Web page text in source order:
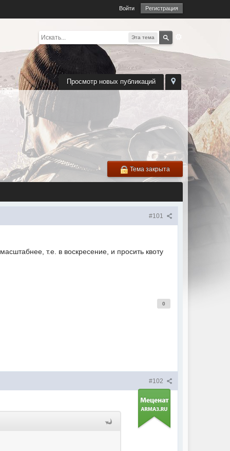
Войти Регистрация
Эта тема
Просмотр новых публикаций
Тема закрыта
#101
т.е. в воскресение, и просить квоту
0
#102